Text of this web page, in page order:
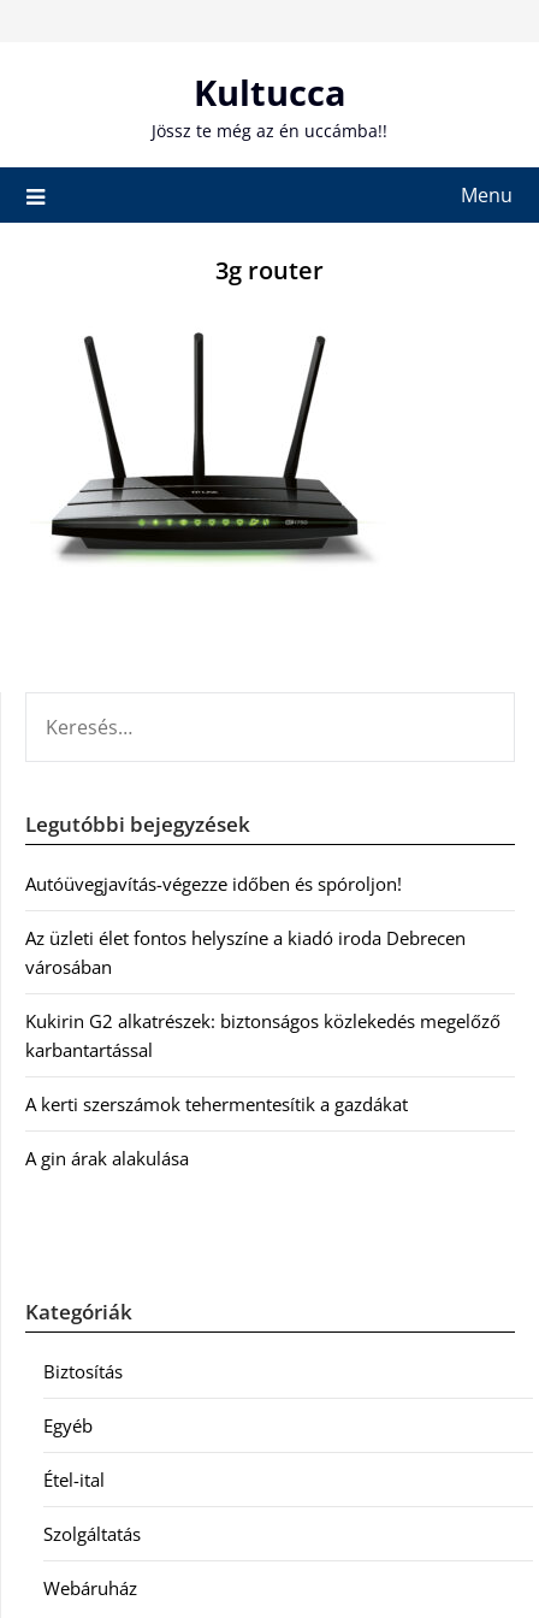
Kultucca
Jössz te még az én uccámba!!
Menu
3g router
Legutóbbi bejegyzések
Autóüvegjavítás-végezze időben és spóroljon!
Az üzleti élet fontos helyszíne a kiadó iroda Debrecen
városában
Kukirin G2 alkatrészek: biztonságos közlekedés megelőző
karbantartással
A kerti szerszámok tehermentesítik a gazdákat
A gin árak alakulása
Kategóriák
Biztosítás
Egyéb
Étel-ital
Szolgáltatás
Webáruház